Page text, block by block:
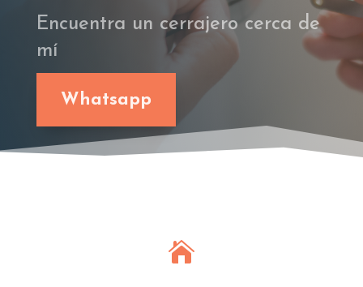
Encuentra un cerrajero cerca de
mí
Whatsapp
